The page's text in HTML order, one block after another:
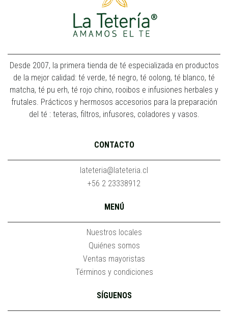
Desde 2007, la primera tienda de té especializada en productos
de la mejor calidad: té verde, té negro, té oolong, té blanco, té
matcha, té pu erh, té rojo chino, rooibos e infusiones herbales y
frutales. Prácticos y hermosos accesorios para la preparación
del té : teteras, filtros, infusores, coladores y vasos.
CONTACTO
lateteria@lateteria.cl
+56 2 23338912
MENÚ
Nuestros locales
Quiénes somos
Ventas mayoristas
Términos y condiciones
SÍGUENOS